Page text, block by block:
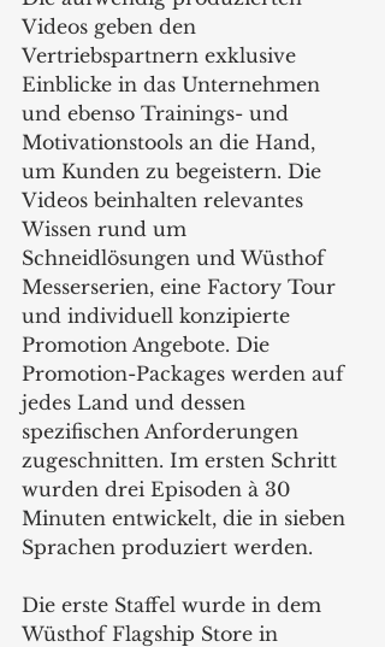
Videos geben den
Vertriebspartnern exklusive
Einblicke in das Unternehmen
und ebenso Trainings- und
Motivationstools an die Hand,
um Kunden zu begeistern. Die
Videos beinhalten relevantes
Wissen rund um
Schneidlösungen und Wüsthof
Messerserien, eine Factory Tour
und individuell konzipierte
Promotion Angebote. Die
Promotion-Packages werden auf
jedes Land und dessen
spezifischen Anforderungen
zugeschnitten. Im ersten Schritt
wurden drei Episoden à 30
Minuten entwickelt, die in sieben
Sprachen produziert werden.
Die erste Staffel wurde in dem
Wüsthof Flagship Store in